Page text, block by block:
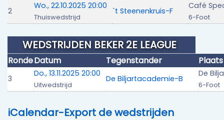
2
Wo., 22.10.2025 20:00
Thuiswedstrijd
`t Steenenkruis-F
Café
6-Foot
WEDSTRIJDEN BEKER 2E LEAGUE
RondeDatum Tegenstander Plaats
3
Do., 13.11.2025 20:00
Uitwedstrijd
De Biljartacademie-B
De
6-Foot
iCalendar-Export de wedstrijden